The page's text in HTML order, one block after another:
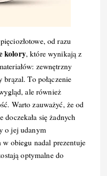
od razu
kolory, które wynikają z
zewnętrzny
To połączenie
ale również
Warto zauważyć, że od
się żadnych
o jej udanym
obiegu nadal prezentuje
optymalne do